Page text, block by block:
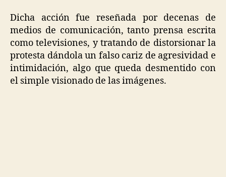
Dicha acción fue reseñada por decenas de
medios de comunicación, tanto prensa escrita
como televisiones, y tratando de distorsionar la
protesta dándola un falso cariz de agresividad e
intimidación, algo que queda desmentido con
el simple visionado de las imágenes.